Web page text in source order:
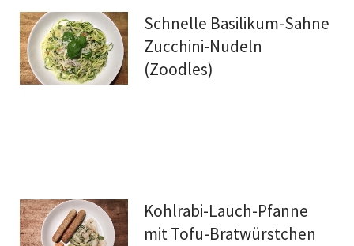
Schnelle Basilikum-Sahne
Zucchini-Nudeln
(Zoodles)
Kohlrabi-Lauch-Pfanne
mit Tofu-Bratwürstchen